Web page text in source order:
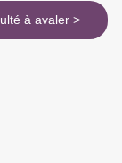
La difficulté à avaler >